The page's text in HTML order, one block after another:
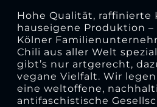
Hohe Qualität, raffinierte
hauseigene Produktion
Kölner
Chili aus aller Welt
gibt’s nur artgerecht,
vegane Vielfalt. Wir
eine weltoffene,
antifaschistische